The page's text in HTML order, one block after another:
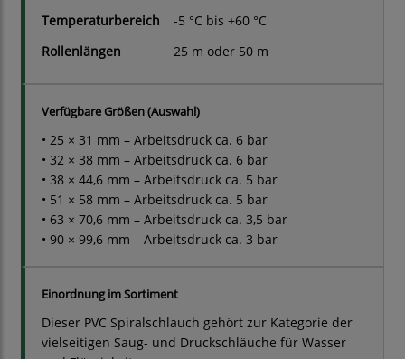
Temperaturbereich
-5 °C bis +60 °C
Rollenlängen
25 m oder 50 m
Verfügbare Größen (Auswahl)
• 25 × 31 mm – Arbeitsdruck ca. 6 bar
• 32 × 38 mm – Arbeitsdruck ca. 6 bar
• 38 × 44,6 mm – Arbeitsdruck ca. 5 bar
• 51 × 58 mm – Arbeitsdruck ca. 5 bar
• 63 × 70,6 mm – Arbeitsdruck ca. 3,5 bar
• 90 × 99,6 mm – Arbeitsdruck ca. 3 bar
Einordnung im Sortiment
Dieser PVC Spiralschlauch gehört zur Kategorie der
vielseitigen Saug- und Druckschläuche für Wasser